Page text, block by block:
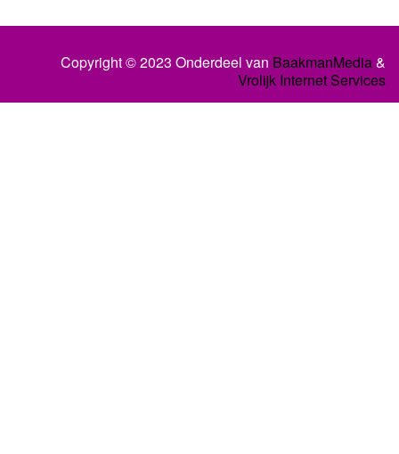
Copyright © 2023 Onderdeel van BaakmanMedia&
Vrolijk Internet Services